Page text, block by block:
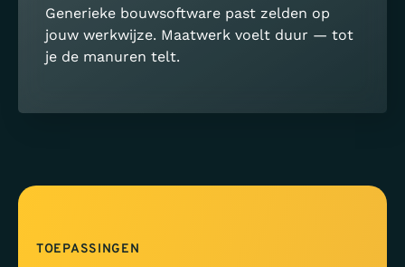
Generieke bouwsoftware past zelden op
jouw werkwijze. Maatwerk voelt duur — tot
je de manuren telt.
TOEPASSINGEN